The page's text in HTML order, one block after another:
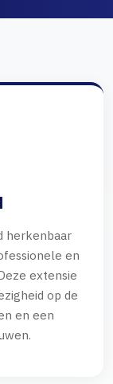
herkenbaar
en
extensie
op de
en een